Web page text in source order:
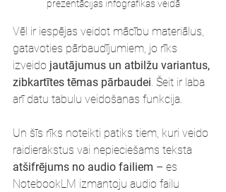
prezentācijas infografikas veidā
Vēl ir iespējas veidot mācību materiālus,
gatavoties pārbaudījumiem, jo rīks
izveido jautājumus un atbilžu variantus,
zibkartītes tēmas pārbaudei. Šeit ir laba
arī datu tabulu veidošanas funkcija.
Un šīs rīks noteikti patiks tiem, kuri veido
raidierakstus vai nepieciešams teksta
atšifrējums no audio failiem – es
NotebookLM izmantoju audio failu